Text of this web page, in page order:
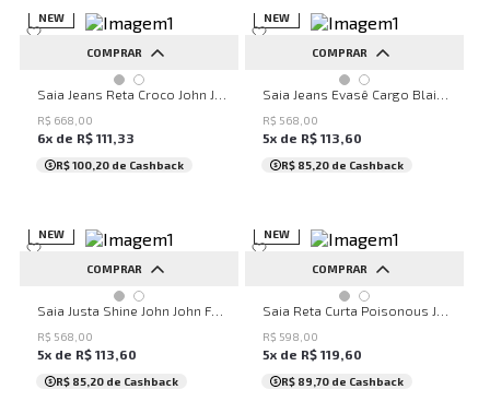
NEW
COMPRAR
32 34 36 38
40
42
...
R$ 668 00
6x de R$ 111,33
R$ 100,20 de Cashback
NEW
COMPRAR
32 34 36 38
40
42
...
R$ 568 00
5x de R$ 113,60
R$ 85,20 de Cashback
NEW
COMPRAR
PP P M G GG
R$ 568 00
5x de R$ 113,60
R$ 85,20 de Cashback
NEW
COMPRAR
34 36 38 40
42
44
R$ 598 00
5x de R$ 119,60
R$ 89,70 de Cashback